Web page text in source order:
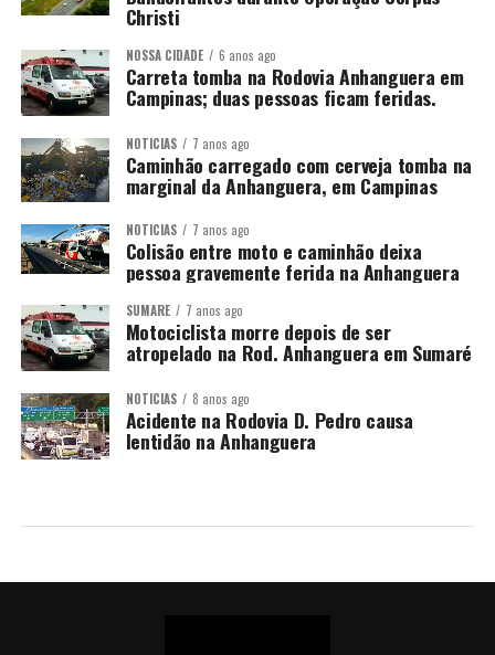
Christi
NOSSA CIDADE 6 anos ago
Carreta tomba na Rodovia Anhanguera em
Campinas; duas pessoas ficam feridas.
NOTÍCIAS 7 anos ago
Caminhão carregado com cerveja tomba na
marginal da Anhanguera, em Campinas
NOTÍCIAS 7 anos ago
Colisão entre moto e caminhão deixa
pessoa gravemente ferida na Anhanguera
SUMARÉ 7 anos ago
Motociclista morre depois de ser
atropelado na Rod. Anhanguera em Sumaré
NOTÍCIAS 8 anos ago
Acidente na Rodovia D. Pedro causa
lentidão na Anhanguera